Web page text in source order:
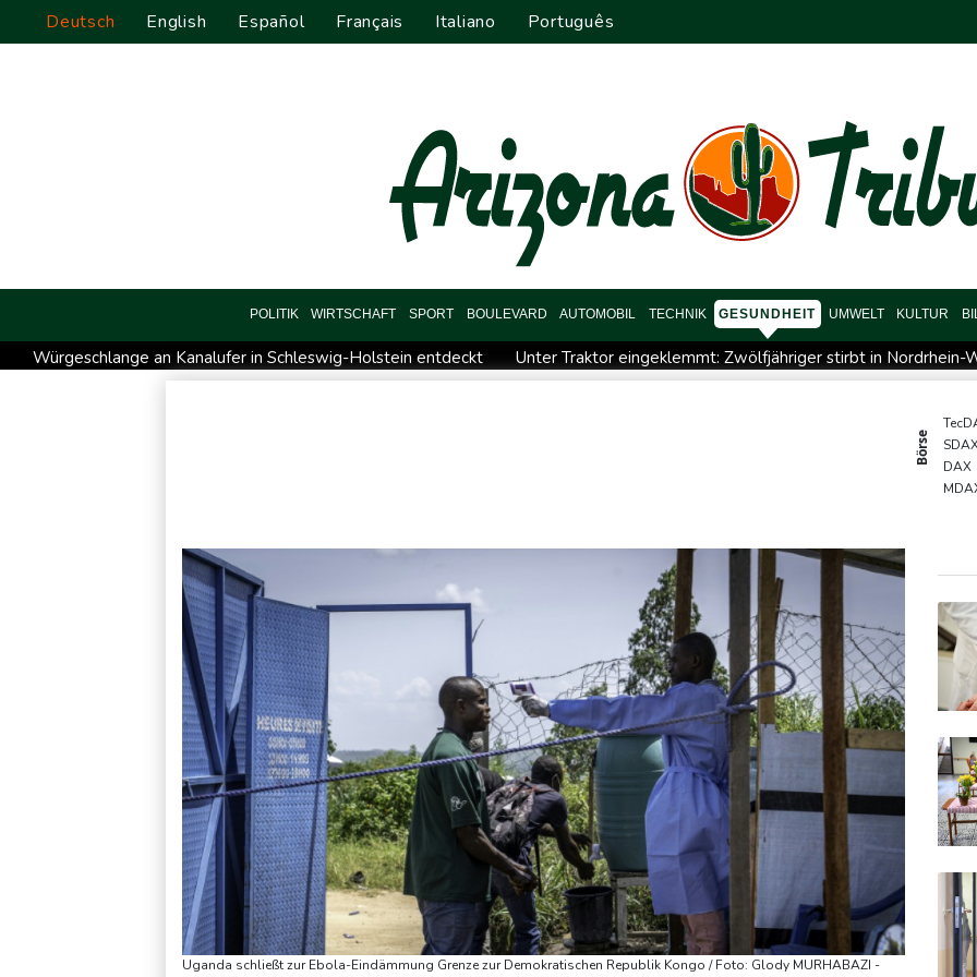
Deutsch English Español Français Italiano Português
POLITIK WIRTSCHAFT SPORT BOULEVARD AUTOMOBIL TECHNIK GESUNDHEIT UMWELT KULTUR
Würgeschlange an Kanalufer in Schleswig-Holstein entdeckt
Unter Traktor eingeklemmt: Zwölfjähriger stirbt in Nordrhein-
Nach Tod von 37-Jähriger in Hessen:
Ungenügender Schutz von Kindern: Meta muss in den USA 567 Millionen
WNBA: Toronto bleibt trotz starker
Börse
DAX
Uganda schließt zur Ebola-Eindämmung Grenze zur Demokratischen Republik Kongo / Foto: Glody MURHABAZI -